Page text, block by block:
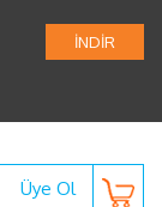
İNDİR
Üye Ol